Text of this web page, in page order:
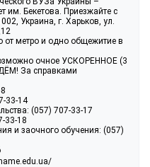
им. Бекетова. Приезжайте с
Украина, г. Харьков, ул.
от метро и одно общежитие в
очное УСКОРЕННОЕ (3
За справками
33-14
(057) 707-33-17
33-18
и заочного обучения: (057)